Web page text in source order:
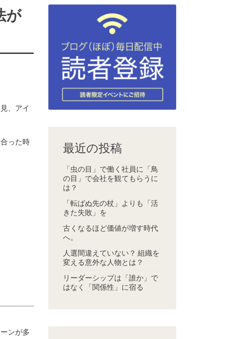
が
、アイ
った時
ンが多
最近の投稿
「虫の目」で働く社員に「鳥
の目」で会社を観てもらうに
は？
「転ばぬ先の杖」よりも「活
きた失敗」を
古くなるほど価値が増す時代
へ。
人選間違えていない？ 組織を
変える意外な人物とは？
リーダーシップは「誰か」で
はなく「関係性」に宿る